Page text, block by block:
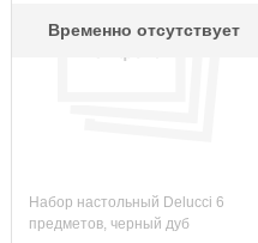
Временно отсутствует
Набор настольный Delucci 6
предметов, черный дуб